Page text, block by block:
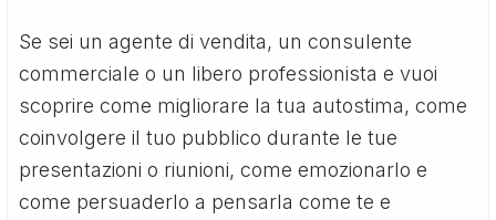
Se sei un agente di vendita, un consulente
commerciale o un libero professionista e vuoi
scoprire come migliorare la tua autostima, come
coinvolgere il tuo pubblico durante le tue
presentazioni o riunioni, come emozionarlo e
come persuaderlo a pensarla come te e